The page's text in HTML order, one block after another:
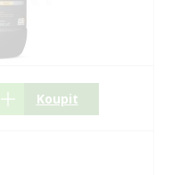
Koupit